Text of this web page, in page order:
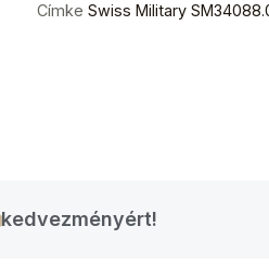
Címke Swiss Military
kedvezményért!